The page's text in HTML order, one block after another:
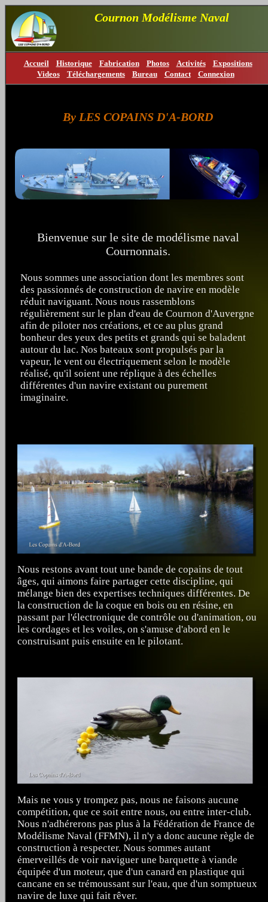
Cournon Modélisme Naval
Accueil Historique Fabrication Photos Activités
Expositions
Videos
Téléchargements Bureau Contact Connexion
By LES COPAINS D'A-BORD
Bienvenue sur le site de modélisme naval
Cournonnais.
Nous sommes une association dont les membres sont
des passionnés de construction de navire en modèle
réduit naviguant. Nous nous rassemblons
régulièrement sur le plan d'eau de Cournon d'Auvergne
afin de piloter nos créations, et ce au plus grand
bonheur des yeux des petits et grands qui se baladent
autour du lac. Nos bateaux sont propulsés par la
vapeur, le vent ou électriquement selon le modèle
réalisé, qu'il soient une réplique à des échelles
différentes d'un navire existant ou purement
imaginaire.
Nous restons avant tout une bande de copains de tout
âges, qui aimons faire partager cette discipline, qui
mélange bien des expertises techniques différentes. De
la construction de la coque en bois ou en résine, en
passant par l'électronique de contrôle ou d'animation, ou
les cordages et les voiles, on s'amuse d'abord en le
construisant puis ensuite en le pilotant.
Mais ne vous y trompez pas, nous ne faisons aucune
compétition, que ce soit entre nous, ou entre inter-club.
Nous n'adhérerons pas plus à la Fédération de France de
Modélisme Naval (FFMN), il n'y a donc aucune règle de
construction à respecter. Nous sommes autant
émerveillés de voir naviguer une barquette à viande
équipée d'un moteur, que d'un canard en plastique qui
cancane en se trémoussant sur l'eau, que d'un somptueux
navire de luxe qui fait rêver.